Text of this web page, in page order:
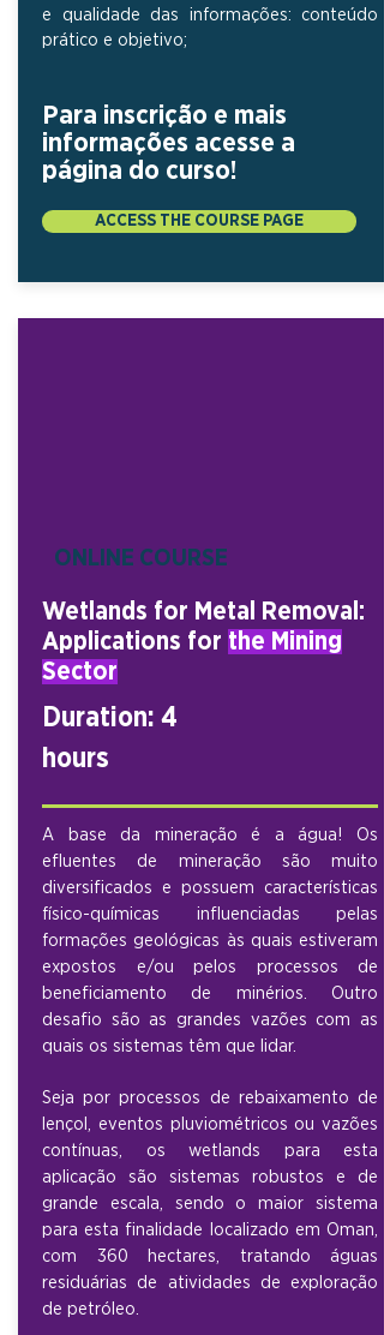
e qualidade das informações: conteúdo
prático e objetivo;
Para inscrição e mais
informações acesse a
página do curso!
ACCESS THE COURSE PAGE
ONLINE COURSE
Wetlands for Metal Removal:
Applications for the Mining
Sector
Duration: 4
hours
A base da mineração é a água! Os
efluentes de mineração são muito
diversificados e possuem características
físico-químicas influenciadas pelas
formações geológicas às quais estiveram
expostos e/ou pelos processos de
beneficiamento de minérios. Outro
desafio são as grandes vazões com as
quais os sistemas têm que lidar.
Seja por processos de rebaixamento de
lençol, eventos pluviométricos ou vazões
contínuas, os wetlands para esta
aplicação são sistemas robustos e de
grande escala, sendo o maior sistema
para esta finalidade localizado em Oman,
com 360 hectares, tratando águas
residuárias de atividades de exploração
de petróleo.